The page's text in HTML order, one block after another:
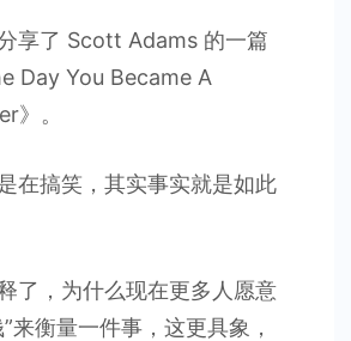
享了 Scott Adams 的一篇
Day You Became A
》。
在搞笑，其实事实就是如此
了，为什么现在更多人愿意
来衡量一件事，这更具象，